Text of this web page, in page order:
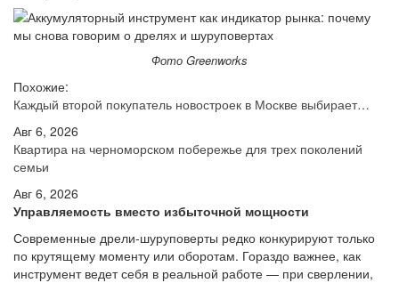
Фото Greenworks
Похожие:
Каждый второй покупатель новостроек в Москве выбирает…
Авг 6, 2026
Квартира на черноморском побережье для трех поколений
семьи
Авг 6, 2026
Управляемость вместо избыточной мощности
Современные дрели-шуруповерты редко конкурируют только
по крутящему моменту или оборотам. Гораздо важнее, как
инструмент ведет себя в реальной работе — при сверлении,